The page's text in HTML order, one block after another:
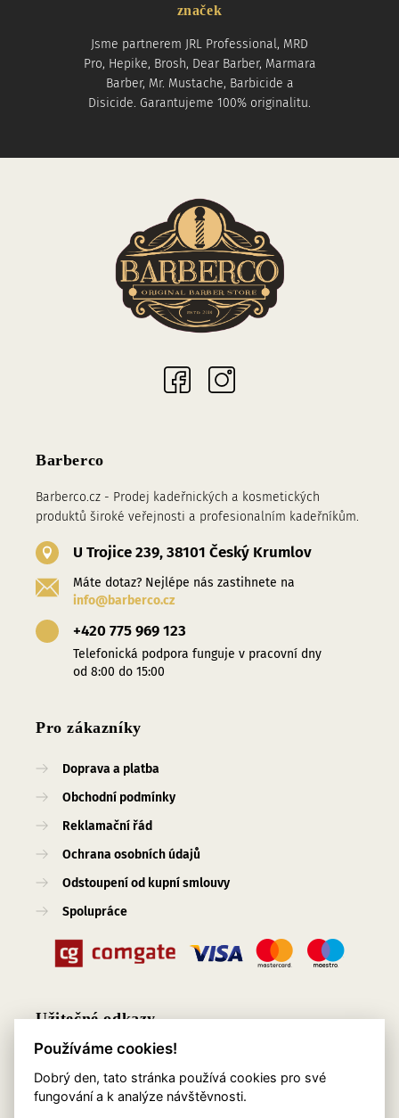
značek
Jsme partnerem JRL Professional, MRD
Pro, Hepike, Brosh, Dear Barber, Marmara
Barber, Mr. Mustache, Barbicide a
Disicide. Garantujeme 100% originalitu.
Barberco
Barberco.cz - Prodej kadeřnických a kosmetických
produktů široké veřejnosti a profesionalním kadeřníkům.
U Trojice 239, 38101 Český Krumlov
Máte dotaz? Nejlépe nás zastihnete na
info@barberco.cz
+420 775 969 123
Telefonická podpora funguje v pracovní dny
od 8:00 do 15:00
Pro zákazníky
Doprava a platba
Obchodní podmínky
Reklamační řád
Ochrana osobních údajů
Odstoupení od kupní smlouvy
Spolupráce
Užitečné odkazy
O nás
Blog
Používáme cookies!
Dobrý den, tato stránka používá cookies pro své
fungování a k analýze návštěvnosti.